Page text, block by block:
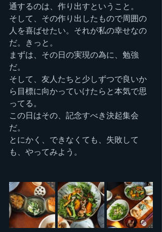
通するのは、作り出すということ。
そして、その作り出したもので周囲の
人を喜ばせたい。それが私の幸せなの
だ。きっと。
まずは、その日の実現の為に、勉強
だ。
そして、友人たちと少しずつで良いか
ら目標に向かっていけたらと本気で思
ってる。
この日はその、記念すべき決起集会
だ。
とにかく、できなくても、失敗して
も、やってみよう。